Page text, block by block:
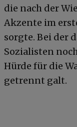
die nach der
Akzente im
sorgte. Bei der
Sozialisten
Hürde für die
getrennt galt.